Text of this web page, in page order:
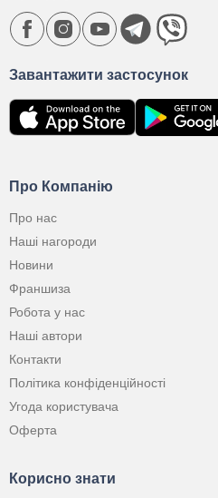
Про Компанію
Про нас
Наші нагороди
Новини
Франшиза
Робота у нас
Наші автори
Контакти
Політика конфіденційності
Угода користувача
Оферта
Корисно знати
Завантажити застосунок